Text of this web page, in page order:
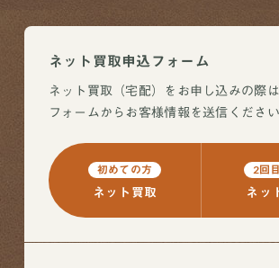
ネット買取申込フォーム
ネット買取（宅配）をお申し込みの際
フォームからお客様情報を送信ください
初めての方
ネット買取
2回
ネッ